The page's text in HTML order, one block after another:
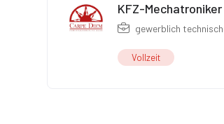
KFZ-
gewerblich
Vollzeit